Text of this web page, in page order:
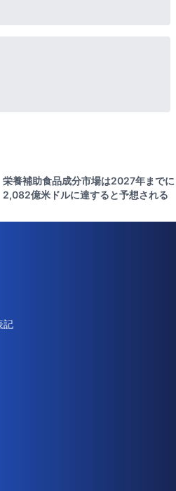
栄養補助食品成分市場は2027年までに
2,082億米ドルに達すると予想される
記